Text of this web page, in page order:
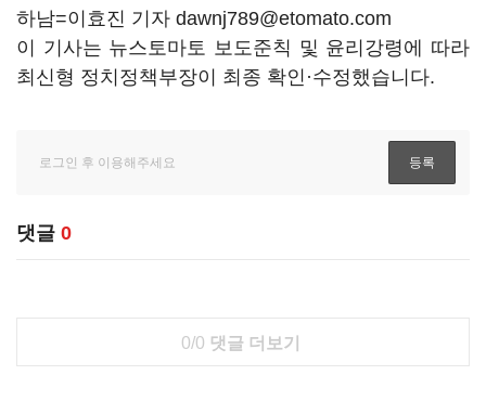
하남=이효진 기자 dawnj789@etomato.com
이 기사는 뉴스토마토 보도준칙 및 윤리강령에 따라
최신형 정치정책부장이 최종 확인·수정했습니다.
댓글 0
0/0 댓글 더보기